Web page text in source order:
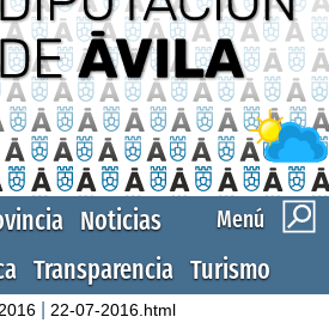
Menú
Noticias
Transparencia Turismo
2016 22-07-2016.html